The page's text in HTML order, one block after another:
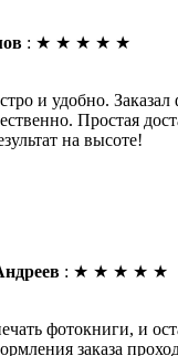
: ★ ★ ★ ★ ★
и удобно. Заказал
Простая
на высоте!
: ★ ★ ★ ★ ★
фотокниги, и
заказа